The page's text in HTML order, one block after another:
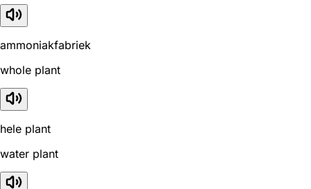
ammoniakfabriek
whole plant
hele plant
water plant